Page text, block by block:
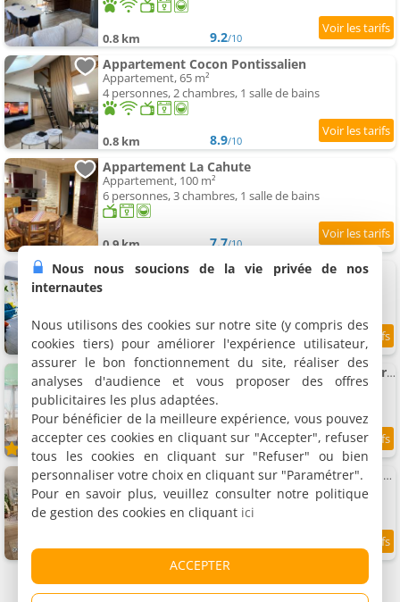
0.8 km 9.2/10
Appartement Cocon Pontissalien
Appartement, 65 m²
4 personnes, 2 chambres, 1 salle de bains
0.8 km 8.9/10
Appartement La Cahute
Appartement, 100 m²
6 personnes, 3 chambres, 1 salle de bains
0.9 km 7.7/10
Appartement Lynx
1 km 9.2/10
Appartement T3, 3 étoiles cosy avec garage privatif
Appartement, 70 m²
4 personnes, 2 chambres, 1 salle de bains
1.2 km
Appartement Ô Rives du Doubs - Calme, Verdure & Parking
Appartement, 72 m²
8 personnes, 2 chambres, 1 salle de bains
1.6 km 9.7/10
Nous nous soucions de la vie privée de nos
internautes
Nous utilisons des cookies sur notre site (y compris des
cookies tiers) pour améliorer l'expérience utilisateur,
assurer le bon fonctionnement du site, réaliser des
analyses d'audience et vous proposer des offres
publicitaires les plus adaptées.
Pour bénéficier de la meilleure expérience, vous pouvez
accepter ces cookies en cliquant sur "Accepter", refuser
tous les cookies en cliquant sur "Refuser" ou bien
personnaliser votre choix en cliquant sur "Paramétrer".
Pour en savoir plus, veuillez consulter notre politique
de gestion des cookies en cliquant ici
ACCEPTER